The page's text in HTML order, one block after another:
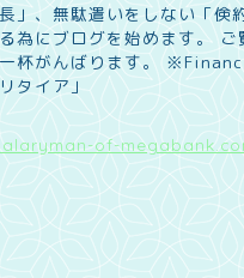
」、無駄遣いをしない「倹
為にブログを始めます。 ご
杯がんばります。
タイア」
of-